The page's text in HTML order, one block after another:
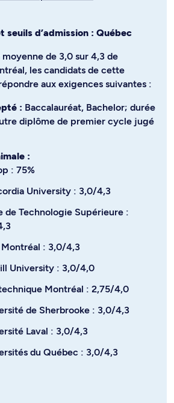
seuils d’admission : Québec
moyenne de 3,0 sur 4,3 de
les candidats de cette
aux exigences suivantes :
: Baccalauréat, Bachelor; durée
diplôme de premier cycle jugé
:
: 75%
University : 3,0/4,3
de Technologie Supérieure :
Montréal : 3,0/4,3
University : 3,0/4,0
Montréal : 2,75/4,0
de Sherbrooke : 3,0/4,3
Laval : 3,0/4,3
du Québec : 3,0/4,3